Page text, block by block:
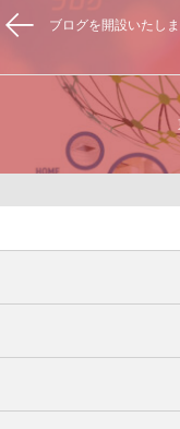
ブログを開設いたし